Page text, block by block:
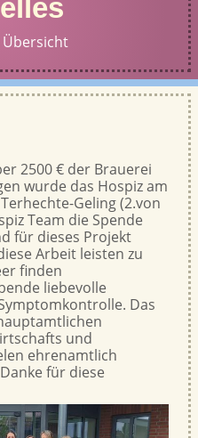
2500 € der Brauerei
wurde das Hospiz am
Geling (2.von
Team die Spende
für dieses Projekt
Arbeit leisten zu
finden
liebevolle
Das
und
ehrenamtlich
für diese